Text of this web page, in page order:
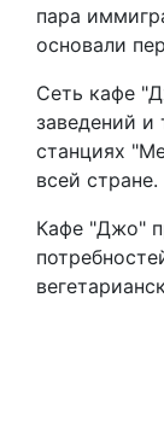
пара
основали
Сеть кафе
заведений и
станциях
всей стране.
Кафе "Джо"